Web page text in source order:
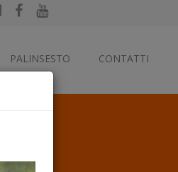
PALINSESTO CONTATTI